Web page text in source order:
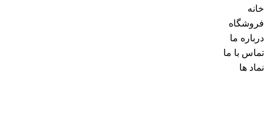
خانه
فروشگاه
درباره ما
تماس با ما
نماد ها